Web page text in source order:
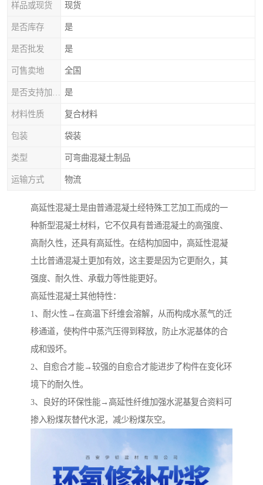
样品或现货 现货
是否库存 是
是否批发 是
可售卖地 全国
是
材料性质 复合材料
包装 袋装
类型 可弯曲混凝土制品
运输方式 物流
高延性混凝土是由普通混凝土经特殊工艺加工而成的一
种新型混凝土材料，它不仅具有普通混凝土的高强度、
高耐久性，还具有高延性。在结构加固中，高延性混凝
土比普通混凝土更加有效，这主要是因为它更耐久，其
强度、耐久性、承载力等性能更好。
高延性混凝土其他特性：
1、耐火性→在高温下纤维会溶解，从而构成水蒸气的迁
移通道，使构件中蒸汽压得到释放，防止水泥基体的合
成和毁坏。
2、自愈合才能→较强的自愈合才能进步了构件在变化环
境下的耐久性。
3、良好的环保性能→高延性纤维加强水泥基复合资料可
掺入粉煤灰替代水泥，减少粉煤灰空。